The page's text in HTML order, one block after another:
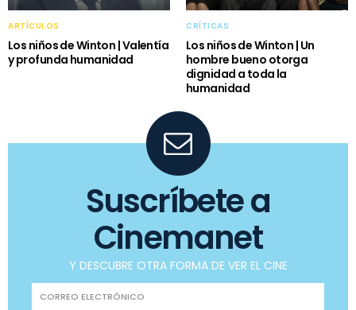
ARTÍCULOS
Los niños de Winton | Valentía
y profunda humanidad
CRÍTICAS
Los niños de Winton | Un
hombre bueno otorga
dignidad a toda la
humanidad
Suscríbete a
Cinemanet
Y DESCUBRE OTRA FORMA DE VER EL CINE